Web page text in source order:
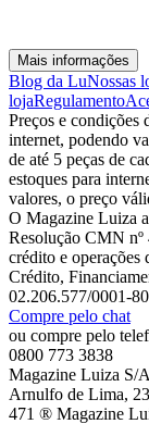
Mais informações
Blog da LuNossas
lojaRegulamento
Preços e condições
internet, podendo
de até 5 peças de
estoques para
valores, o preço
O Magazine Luiza
Resolução CMN nº
crédito e operações
Crédito,
02.206.577/0001-
Compre pelo chat
ou compre pelo
0800 773 3838
Magazine Luiza S/
Arnulfo de Lima,
471 ® Magazine